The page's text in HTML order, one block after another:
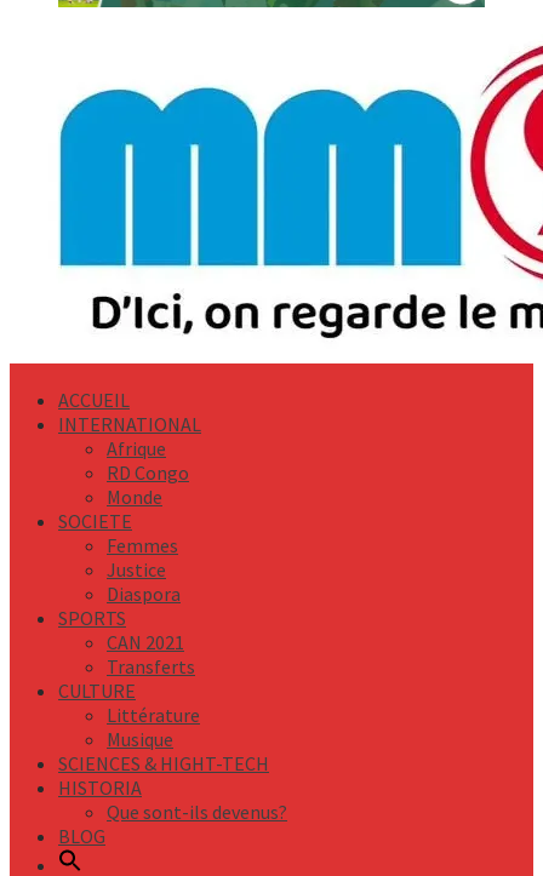
ACCUEIL
INTERNATIONAL
Afrique
RD Congo
Monde
SOCIETE
Femmes
Justice
Diaspora
SPORTS
CAN 2021
Transferts
CULTURE
Littérature
Musique
SCIENCES & HIGHT-TECH
HISTORIA
Que sont-ils devenus?
BLOG